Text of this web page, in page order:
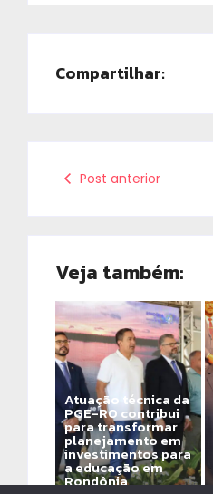
Compartilhar:
Post anterior
Veja também:
Atuação técnica da
PGE-RO contribui
para transformar
planejamento em
investimentos para
a educação em
Rondônia